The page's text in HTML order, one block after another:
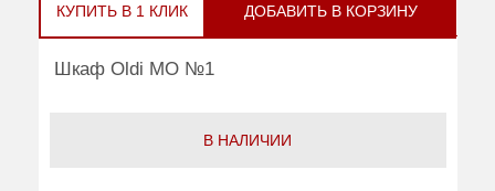
КУПИТЬ В 1 КЛИК ДОБАВИТЬ В КОРЗИНУ
Шкаф Oldi МО №1
В НАЛИЧИИ